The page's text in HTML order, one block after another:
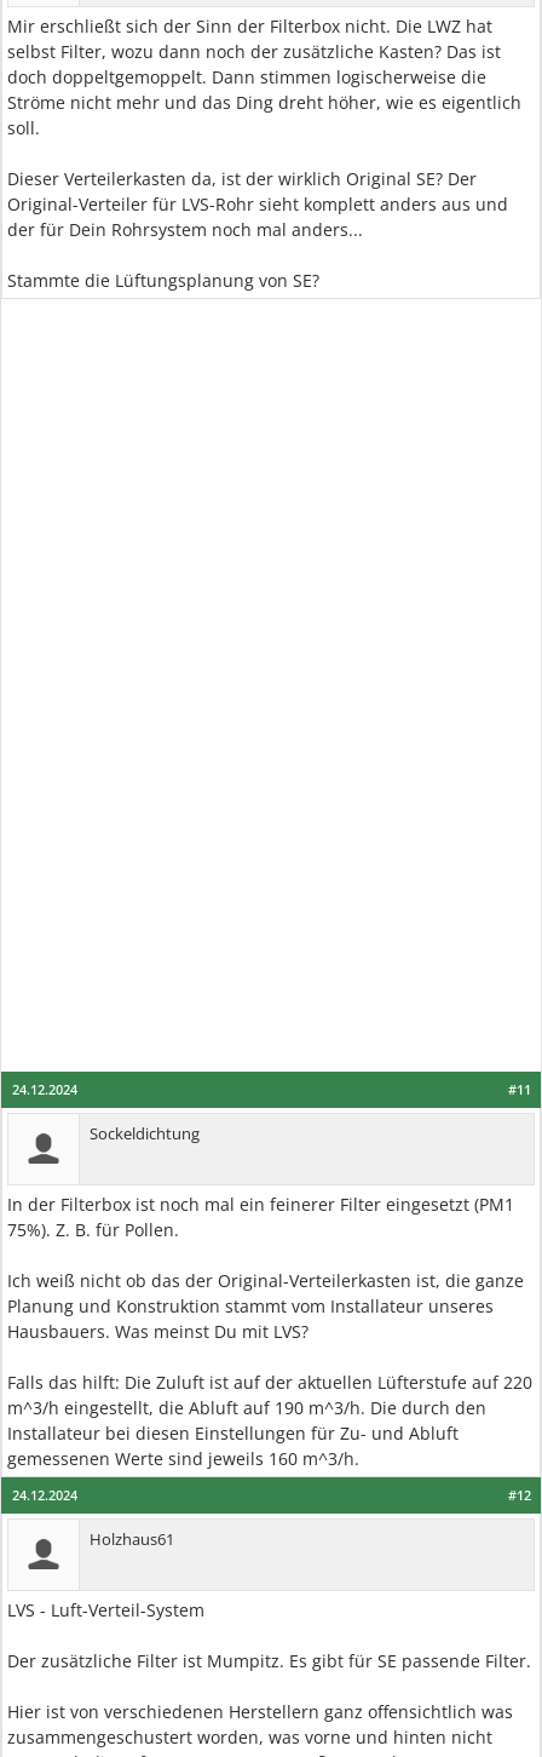
Mir erschließt sich der Sinn der Filterbox nicht. Die LWZ hat
selbst Filter, wozu dann noch der zusätzliche Kasten? Das ist
doch doppeltgemoppelt. Dann stimmen logischerweise die
Ströme nicht mehr und das Ding dreht höher, wie es eigentlich
soll.
Dieser Verteilerkasten da, ist der wirklich Original SE? Der
Original-Verteiler für LVS-Rohr sieht komplett anders aus und
der für Dein Rohrsystem noch mal anders...
Stammte die Lüftungsplanung von SE?
#11
24.12.2024
Sockeldichtung
In der Filterbox ist noch mal ein feinerer Filter eingesetzt (PM1
75%). Z. B. für Pollen.
Ich weiß nicht ob das der Original-Verteilerkasten ist, die ganze
Planung und Konstruktion stammt vom Installateur unseres
Hausbauers. Was meinst Du mit LVS?
Falls das hilft: Die Zuluft ist auf der aktuellen Lüfterstufe auf 220
m^3/h eingestellt, die Abluft auf 190 m^3/h. Die durch den
Installateur bei diesen Einstellungen für Zu- und Abluft
gemessenen Werte sind jeweils 160 m^3/h.
#12
24.12.2024
Holzhaus61
LVS - Luft-Verteil-System
Der zusätzliche Filter ist Mumpitz. Es gibt für SE passende Filter.
Hier ist von verschiedenen Herstellern ganz offensichtlich was
zusammengeschustert worden, was vorne und hinten nicht